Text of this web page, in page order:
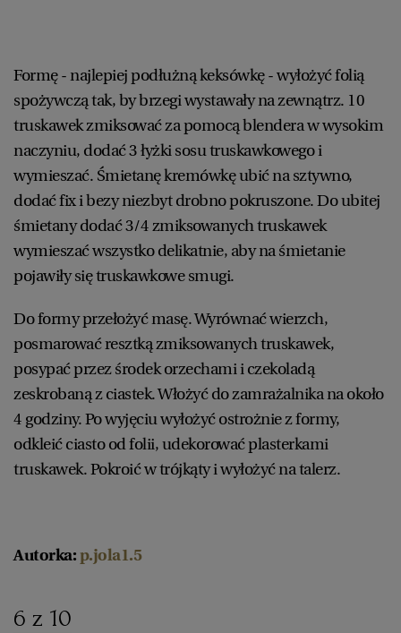
Formę - najlepiej podłużną keksówkę - wyłożyć folią
spożywczą tak, by brzegi wystawały na zewnątrz. 10
truskawek zmiksować za pomocą blendera w wysokim
naczyniu, dodać 3 łyżki sosu truskawkowego i
wymieszać. Śmietanę kremówkę ubić na sztywno,
dodać fix i bezy niezbyt drobno pokruszone. Do ubitej
śmietany dodać 3/4 zmiksowanych truskawek
wymieszać wszystko delikatnie, aby na śmietanie
pojawiły się truskawkowe smugi.
Do formy przełożyć masę. Wyrównać wierzch,
posmarować resztką zmiksowanych truskawek,
posypać przez środek orzechami i czekoladą
zeskrobaną z ciastek. Włożyć do zamrażalnika na około
4 godziny. Po wyjęciu wyłożyć ostrożnie z formy,
odkleić ciasto od folii, udekorować plasterkami
truskawek. Pokroić w trójkąty i wyłożyć na talerz.
Autorka:p.jola1.5
6 z 10